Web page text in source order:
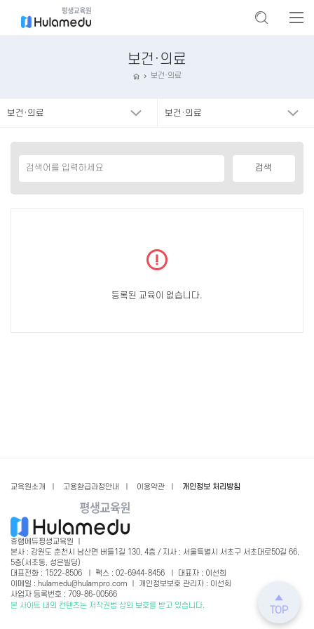
보건·의료
보건·의료
보건·의료 보건·의료
등록된 교육이 없습니다.
교육원소개 고용환급과정안내 이용약관 개인정보 처리방침
휴램에듀평생교육원 ㅣ
본사 : 강원도 춘천시 남산면 버들1길 130, 4층 / 지사 : 서울특별시 서초구 서초대로50길 66,
5층(서초동, 성은빌딩)
대표전화 : 1522-8506 ㅣ 팩스 : 02-6944-8456 ㅣ 대표자 : 이선희
이메일 : hulamedu@hulampro.com ㅣ 개인정보보호 관리자 : 이선희
사업자 등록번호 : 709-86-00566
본 사이트 내의 컨텐츠는 저작권법 상의 보호를 받고 있습니다.
TOP